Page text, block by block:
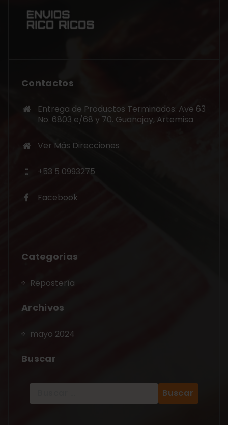
Contactos
Entrega de Productos Terminados: Ave 63
No. 6803 e/68 y 70. Guanajay, Artemisa
Ver Más Direcciones
+53 5 0993275
Facebook
Categorias
Repostería
Archivos
mayo 2024
Buscar